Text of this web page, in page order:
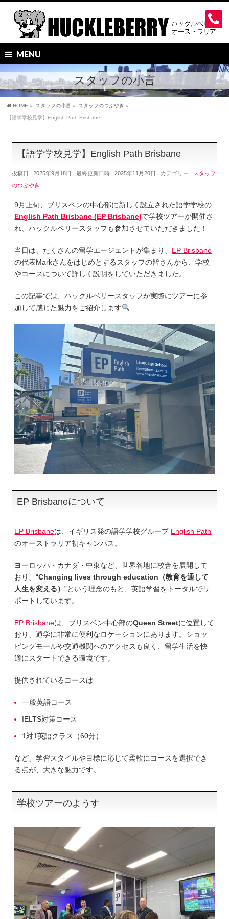
MENU
スタッフの小言
HOME » スタッフの小言 » スタッフのつぶやき »
【語学学校見学】English Path Brisbane
【語学学校見学】English Path Brisbane
投稿日 : 2025年9月18日 最終更新日時 : 2025年11月20日 カテゴリー : スタッフ
のつぶやき
9月上旬、ブリスベンの中心部に新しく設立された語学学校の
English Path Brisbane (EP Brisbane)で学校ツアーが開催さ
れ、ハックルベリースタッフも参加させていただきました！
当日は、たくさんの留学エージェントが集まり、 EP Brisbane
の代表Markさんをはじめとするスタッフの皆さんから、学校
やコースについて詳しく説明をしていただきました。
この記事では、ハックルベリースタッフが実際にツアーに参
加して感じた魅力をご紹介します
EP Brisbaneについて
EP Brisbaneは、イギリス発の語学学校グループ English Path
のオーストラリア初キャンパス。
ヨーロッパ・カナダ・中東など、世界各地に校舎を展開して
おり、“Changing lives through education（教育を通して
人生を変える）”という理念のもと、英語学習をトータルでサ
ポートしています。
EP Brisbaneは、ブリスベン中心部のQueen Streetに位置して
おり、通学に非常に便利なロケーションにあります。ショッ
ピングモールや交通機関へのアクセスも良く、留学生活を快
適にスタートできる環境です。
提供されているコースは
一般英語コース
IELTS対策コース
1対1英語クラス（60分）
など、学習スタイルや目標に応じて柔軟にコースを選択でき
る点が、大きな魅力です。
学校ツアーのようす